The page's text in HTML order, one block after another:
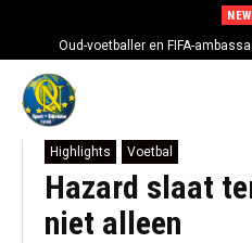
Oud-voetballer en FIFA-
Highlights Voetbal
Hazard slaat
niet alleen